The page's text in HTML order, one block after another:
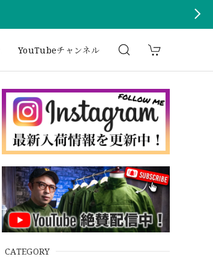
YouTubeチャンネル
CATEGORY